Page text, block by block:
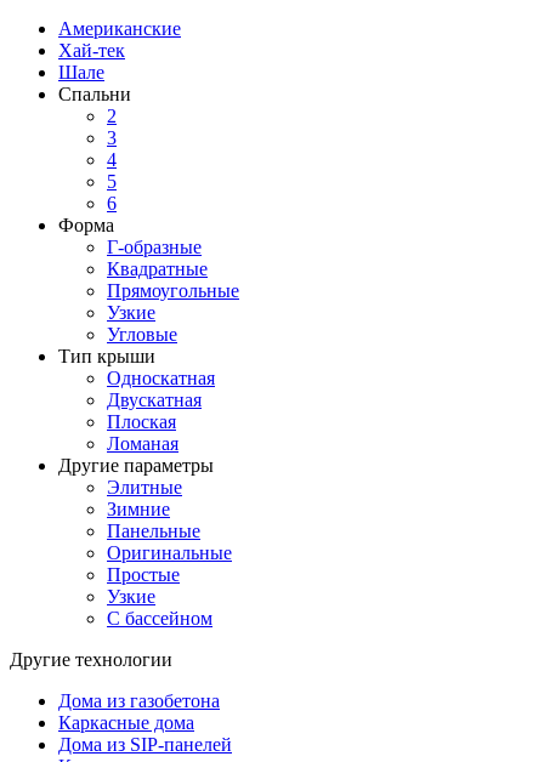
Американские
Хай-тек
Шале
Спальни
2
3
4
5
6
Форма
Г-образные
Квадратные
Прямоугольные
Узкие
Угловые
Тип крыши
Односкатная
Двускатная
Плоская
Ломаная
Другие параметры
Элитные
Зимние
Панельные
Оригинальные
Простые
Узкие
С бассейном
Другие технологии
Дома из газобетона
Каркасные дома
Дома из SIP-панелей